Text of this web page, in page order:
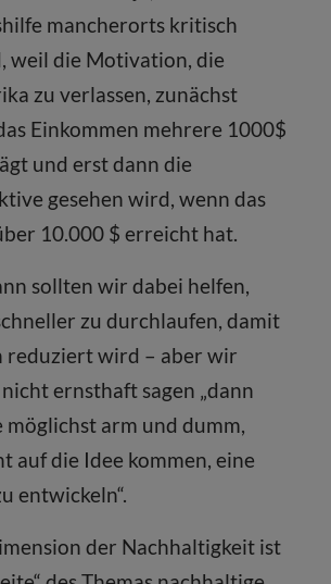
mancherorts kritisch
weil die Motivation, die
zu verlassen, zunächst
Einkommen mehrere 1000$
und erst dann die
gesehen wird, wenn das
10.000 $ erreicht hat.
sollten wir dabei helfen,
zu durchlaufen, damit
reduziert wird – aber wir
ernsthaft sagen „dann
möglichst arm und dumm,
auf die Idee kommen, eine
entwickeln“.
der Nachhaltigkeit ist